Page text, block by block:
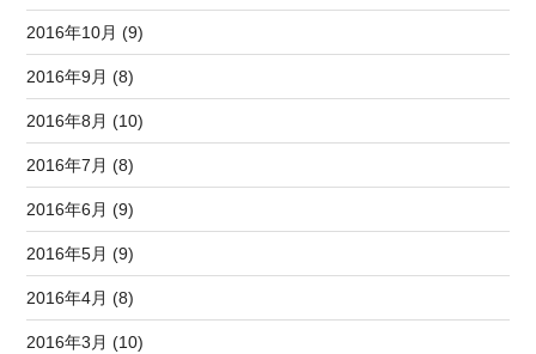
2016年10月 (9)
2016年9月 (8)
2016年8月 (10)
2016年7月 (8)
2016年6月 (9)
2016年5月 (9)
2016年4月 (8)
2016年3月 (10)